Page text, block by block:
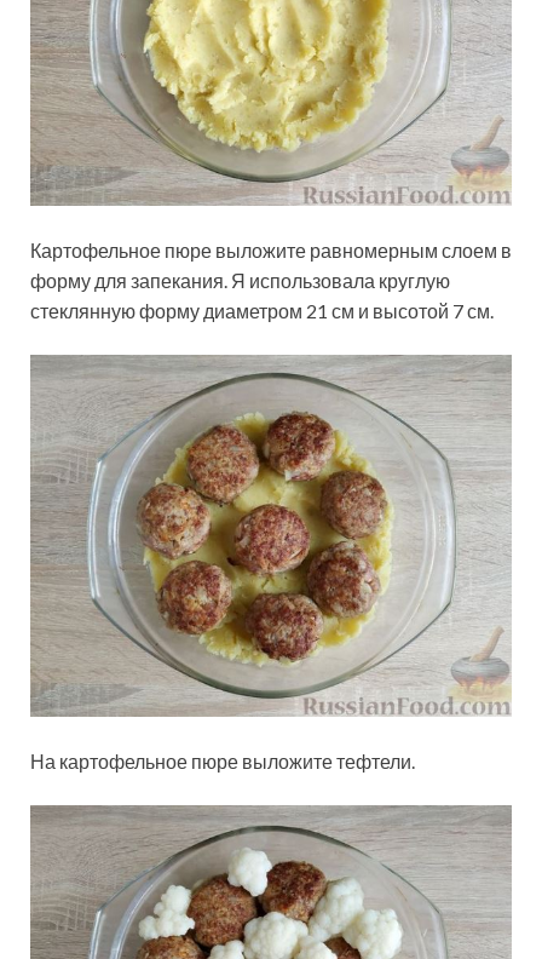
Картофельное пюре выложите равномерным слоем в
форму для запекания. Я использовала круглую
стеклянную форму диаметром 21 см и высотой 7 см.
На картофельное пюре выложите тефтели.